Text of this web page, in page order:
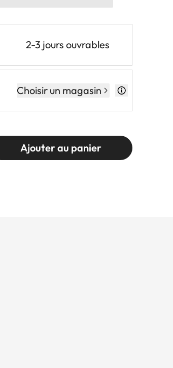
2-3 jours ouvrables
Choisir un magasin
Ajouter au panier